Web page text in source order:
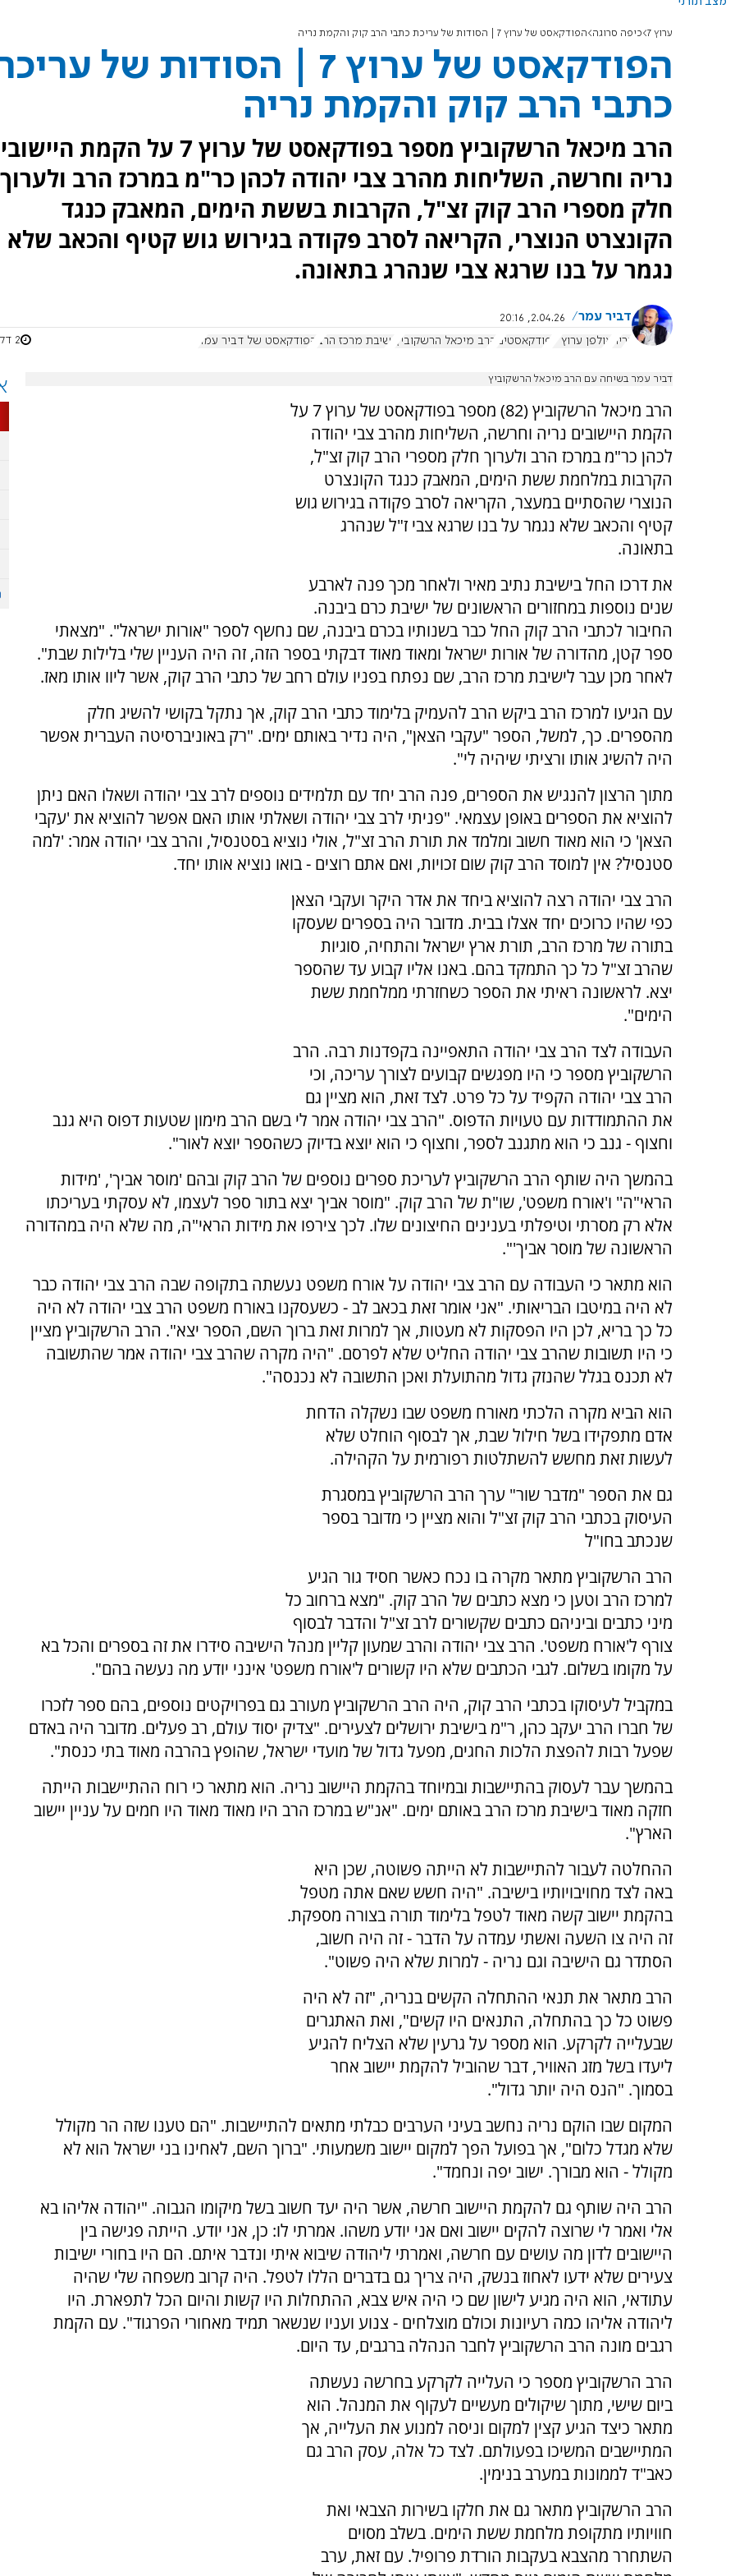
ערוץ 7 כיפה סרוגה הפודקאסט של ערוץ 7 | הסודות של עריכת כתבי הרב קוק והקמת נריה
הפודקאסט של ערוץ 7 | הסודות של
כתבי הרב קוק והקמת נריה
הרב מיכאל הרשקוביץ מספר בפודקאסט של ערוץ 7 על הקמת
נריה וחרשה, השליחות מהרב צבי יהודה לכהן כר"מ במרכז הרב ולערוך
חלק מספרי הרב קוק זצ"ל, הקרבות בששת הימים, המאבק כנגד
הקונצרט הנוצרי, הקריאה לסרב פקודה בגירוש גוש קטיף והכאב שלא
נגמר על בנו שרגא צבי שנהרג בתאונה.
דביר עמר
2.04.26, 20:16
נריה
אולפן ערוץ 7 פודקאסטים הרב מיכאל הרשקוביץ ישיבת מרכז הרב הפודקאסט של דביר עמר 2 דקות
דביר עמר בשיחה עם הרב מיכאל הרשקוביץ
הרב מיכאל הרשקוביץ (82) מספר בפודקאסט של ערוץ 7 על
הקמת היישובים נריה וחרשה, השליחות מהרב צבי יהודה
לכהן כר"מ במרכז הרב ולערוך חלק מספרי הרב קוק זצ"ל,
הקרבות במלחמת ששת הימים, המאבק כנגד הקונצרט
הנוצרי שהסתיים במעצר, הקריאה לסרב פקודה בגירוש גוש
קטיף והכאב שלא נגמר על בנו שרגא צבי ז"ל שנהרג
בתאונה.
את דרכו החל בישיבת נתיב מאיר ולאחר מכך פנה לארבע
שנים נוספות במחזורים הראשונים של ישיבת כרם ביבנה.
החיבור לכתבי הרב קוק החל כבר בשנותיו בכרם ביבנה, שם נחשף לספר "אורות ישראל". "מצאתי
ספר קטן, מהדורה של אורות ישראל ומאוד מאוד דבקתי בספר הזה, זה היה העניין שלי בלילות שבת".
לאחר מכן עבר לישיבת מרכז הרב, שם נפתח בפניו עולם רחב של כתבי הרב קוק, אשר ליוו אותו מאז.
עם הגיעו למרכז הרב ביקש הרב להעמיק בלימוד כתבי הרב קוק, אך נתקל בקושי להשיג חלק
מהספרים. כך, למשל, הספר "עקבי הצאן", היה נדיר באותם ימים. "רק באוניברסיטה העברית אפשר
היה להשיג אותו ורציתי שיהיה לי".
מתוך הרצון להנגיש את הספרים, פנה הרב יחד עם תלמידים נוספים לרב צבי יהודה ושאלו האם ניתן
להוציא את הספרים באופן עצמאי. "פניתי לרב צבי יהודה ושאלתי אותו האם אפשר להוציא את 'עקבי
הצאן' כי הוא מאוד חשוב ומלמד את תורת הרב זצ"ל, אולי נוציא בסטנסיל, והרב צבי יהודה אמר: 'למה
סטנסיל? אין למוסד הרב קוק שום זכויות, ואם אתם רוצים - בואו נוציא אותו יחד.
הרב צבי יהודה רצה להוציא ביחד את אדר היקר ועקבי הצאן
כפי שהיו כרוכים יחד אצלו בבית. מדובר היה בספרים שעסקו
בתורה של מרכז הרב, תורת ארץ ישראל והתחיה, סוגיות
שהרב זצ"ל כל כך התמקד בהם. באנו אליו קבוע עד שהספר
יצא. לראשונה ראיתי את הספר כשחזרתי ממלחמת ששת
הימים".
העבודה לצד הרב צבי יהודה התאפיינה בקפדנות רבה. הרב
הרשקוביץ מספר כי היו מפגשים קבועים לצורך עריכה, וכי
הרב צבי יהודה הקפיד על כל פרט. לצד זאת, הוא מציין גם
את ההתמודדות עם טעויות הדפוס. "הרב צבי יהודה אמר לי בשם הרב מימון שטעות דפוס היא גנב
וחצוף - גנב כי הוא מתגנב לספר, וחצוף כי הוא יוצא בדיוק כשהספר יוצא לאור".
בהמשך היה שותף הרב הרשקוביץ לעריכת ספרים נוספים של הרב קוק ובהם 'מוסר אביך', 'מידות
הראי"ה'' ו'אורח משפט', שו"ת של הרב קוק. "מוסר אביך יצא בתור ספר לעצמו, לא עסקתי בעריכתו
אלא רק מסרתי וטיפלתי בענינים החיצונים שלו. לכך צירפו את מידות הראי"ה, מה שלא היה במהדורה
הראשונה של מוסר אביך'".
הוא מתאר כי העבודה עם הרב צבי יהודה על אורח משפט נעשתה בתקופה שבה הרב צבי יהודה כבר
לא היה במיטבו הבריאותי. "אני אומר זאת בכאב לב - כשעסקנו באורח משפט הרב צבי יהודה לא היה
כל כך בריא, לכן היו הפסקות לא מעטות, אך למרות זאת ברוך השם, הספר יצא". הרב הרשקוביץ מציין
כי היו תשובות שהרב צבי יהודה החליט שלא לפרסם. "היה מקרה שהרב צבי יהודה אמר שהתשובה
לא תכנס בגלל שהנזק גדול מהתועלת ואכן התשובה לא נכנסה".
הוא הביא מקרה הלכתי מאורח משפט שבו נשקלה הדחת
אדם מתפקידו בשל חילול שבת, אך לבסוף הוחלט שלא
לעשות זאת מחשש להשתלטות רפורמית על הקהילה.
גם את הספר "מדבר שור" ערך הרב הרשקוביץ במסגרת
העיסוק בכתבי הרב קוק זצ"ל והוא מציין כי מדובר בספר
שנכתב בחו"ל
הרב הרשקוביץ מתאר מקרה בו נכח כאשר חסיד גור הגיע
למרכז הרב וטען כי מצא כתבים של הרב קוק. "מצא ברחוב כל
מיני כתבים וביניהם כתבים שקשורים לרב זצ"ל והדבר לבסוף
צורף ל'אורח משפט'. הרב צבי יהודה והרב שמעון קליין מנהל הישיבה סידרו את זה בספרים והכל בא
על מקומו בשלום. לגבי הכתבים שלא היו קשורים ל'אורח משפט' אינני יודע מה נעשה בהם".
במקביל לעיסוקו בכתבי הרב קוק, היה הרב הרשקוביץ מעורב גם בפרויקטים נוספים, בהם ספר לזכרו
של חברו הרב יעקב כהן, ר"מ בישיבת ירושלים לצעירים. "צדיק יסוד עולם, רב פעלים. מדובר היה באדם
שפעל רבות להפצת הלכות החגים, מפעל גדול של מועדי ישראל, שהופץ בהרבה מאוד בתי כנסת".
בהמשך עבר לעסוק בהתיישבות ובמיוחד בהקמת היישוב נריה. הוא מתאר כי רוח ההתיישבות הייתה
חזקה מאוד בישיבת מרכז הרב באותם ימים. "אנ"ש במרכז הרב היו מאוד מאוד היו חמים על עניין יישוב
הארץ".
ההחלטה לעבור להתיישבות לא הייתה פשוטה, שכן היא
באה לצד מחויבויותיו בישיבה. "היה חשש שאם אתה מטפל
בהקמת יישוב קשה מאוד לטפל בלימוד תורה בצורה מספקת.
זה היה צו השעה ואשתי עמדה על הדבר - זה היה חשוב,
הסתדר גם הישיבה וגם נריה - למרות שלא היה פשוט".
הרב מתאר את תנאי ההתחלה הקשים בנריה, "זה לא היה
פשוט כל כך בהתחלה, התנאים היו קשים", ואת האתגרים
שבעלייה לקרקע. הוא מספר על גרעין שלא הצליח להגיע
ליעדו בשל מזג האוויר, דבר שהוביל להקמת יישוב אחר
בסמוך. "הנס היה יותר גדול".
המקום שבו הוקם נריה נחשב בעיני הערבים כבלתי מתאים להתיישבות. "הם טענו שזה הר מקולל
שלא מגדל כלום", אך בפועל הפך למקום יישוב משמעותי. "ברוך השם, לאחינו בני ישראל הוא לא
מקולל - הוא מבורך. ישוב יפה ונחמד".
הרב היה שותף גם להקמת היישוב חרשה, אשר היה יעד חשוב בשל מיקומו הגבוה. "יהודה אליהו בא
אלי ואמר לי שרוצה להקים יישוב ואם אני יודע משהו. אמרתי לו: כן, אני יודע. הייתה פגישה בין
היישובים לדון מה עושים עם חרשה, ואמרתי ליהודה שיבוא איתי ונדבר איתם. הם היו בחורי ישיבות
צעירים שלא ידעו לאחוז בנשק, היה צריך גם בדברים הללו לטפל. היה קרוב משפחה שלי שהיה
עתודאי, הוא היה מגיע לישון שם כי היה איש צבא, ההתחלות היו קשות והיום הכל לתפארת. היו
ליהודה אליהו כמה רעיונות וכולם מוצלחים - צנוע ועניו שנשאר תמיד מאחורי הפרגוד". עם הקמת
רגבים מונה הרב הרשקוביץ לחבר הנהלה ברגבים, עד היום.
הרב הרשקוביץ מספר כי העלייה לקרקע בחרשה נעשתה
ביום שישי, מתוך שיקולים מעשיים לעקוף את המנהל. הוא
מתאר כיצד הגיע קצין למקום וניסה למנוע את העלייה, אך
המתיישבים המשיכו בפעולתם. לצד כל אלה, עסק הרב גם
כאב"ד לממונות במערב בנימין.
הרב הרשקוביץ מתאר גם את חלקו בשירות הצבאי ואת
חוויותיו מתקופת מלחמת ששת הימים. בשלב מסוים
השתחרר מהצבא בעקבות הורדת פרופיל. עם זאת, ערב